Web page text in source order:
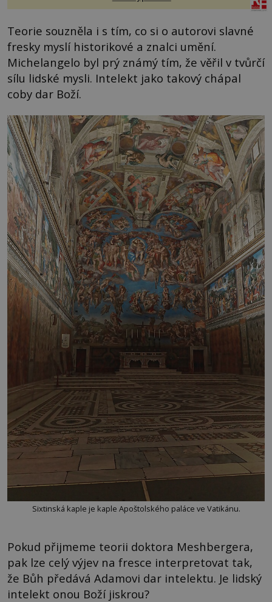
Teorie souzněla i s tím, co si o autorovi slavné
fresky myslí historikové a znalci umění.
Michelangelo byl prý známý tím, že věřil v tvůrčí
sílu lidské mysli. Intelekt jako takový chápal
coby dar Boží.
Sixtinská kaple je kaple Apoštolského paláce ve Vatikánu.
Pokud přijmeme teorii doktora Meshbergera,
pak lze celý výjev na fresce interpretovat tak,
že Bůh předává Adamovi dar intelektu. Je lidský
intelekt onou Boží jiskrou?